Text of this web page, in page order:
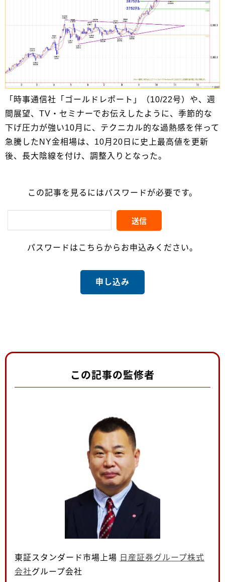
「時事通信社「ゴールドレポート」（10/22号）や、週
間展望、TV・セミナーでお伝えしたように、季節的な
下げ圧力が強い10月に、テクニカル的な過熱感を伴って
急騰したNY金相場は、10月20日に史上最高値を更新
後、長大陰線を付け、調整入りとなった。
この記事を見るにはパスワードが必要です。
パスワードはこちらからお申込みください。
申し込み
この記事の監修者
東証スタンダード市場上場 日産証券グループ株式
会社グループ会社